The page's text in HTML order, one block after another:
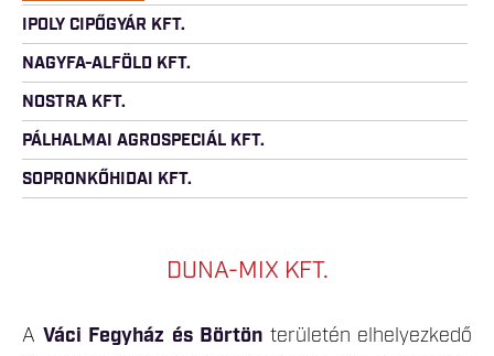
IPOLY CIPŐGYÁR KFT.
NAGYFA-ALFÖLD KFT.
NOSTRA KFT.
PÁLHALMAI AGROSPECIÁL KFT.
SOPRONKŐHIDAI KFT.
DUNA-MIX KFT.
A Váci Fegyház és Börtön területén elhelyezkedő